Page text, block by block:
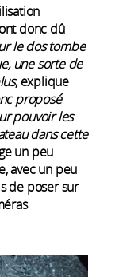
donc dû
le dos tombe
une sorte de
, explique
proposé
pouvoir les
dans cette
un peu
avec un peu
de poser sur